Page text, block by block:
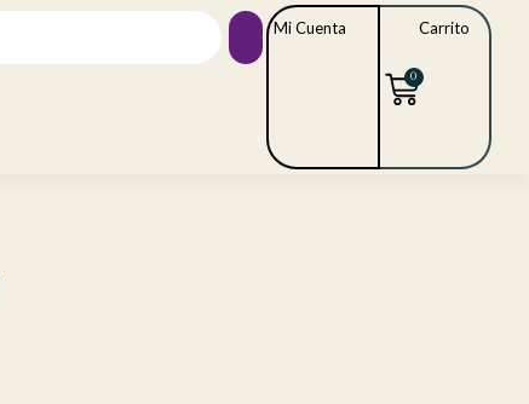
Mi Cuenta
0
Carrito